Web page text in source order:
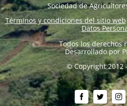
Sociedad de
Términos y condiciones del sitio web
Datos
Todos los derechos
Desarrollado por
© Copyright